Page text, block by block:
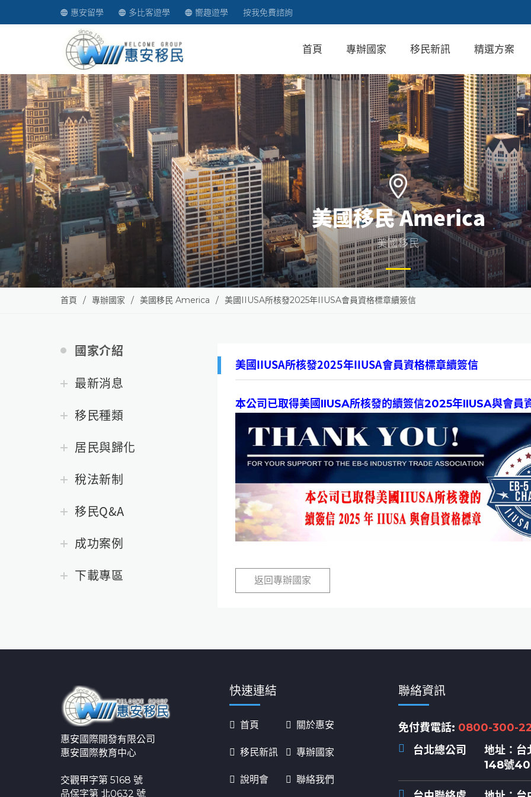
惠安留學 多比客遊學 嚮趣遊學 按我免費諮詢
首頁 專辦國家 移民新訊 精選方案
美國移民 America
美國移民
首頁 專辦國家 美國移民 America 美國IIUSA所核發2025年IIUSA會員資格標章續簽信
國家介紹
最新消息
移民種類
居民與歸化
稅法新制
移民Q&A
成功案例
下載專區
美國IIUSA所核發2025年IIUSA會員資格標章續簽信
本公司已取得美國IIUSA所核發的續簽信2025年IIUSA與會員
返回專辦國家
惠安國際開發有限公司
惠安國際教育中心
交觀甲字第 5168 號
品保字第 北0632 號
快速連結
首頁
移民新訊
說明會
關於惠安
專辦國家
聯絡我們
聯絡資訊
免付費電話: 0800-300-
台北總公司
地址： 台
148號